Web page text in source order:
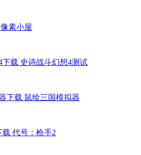
像素小屋
史诗战斗幻想4测试
鼠绘三国模拟器
代号：枪手2